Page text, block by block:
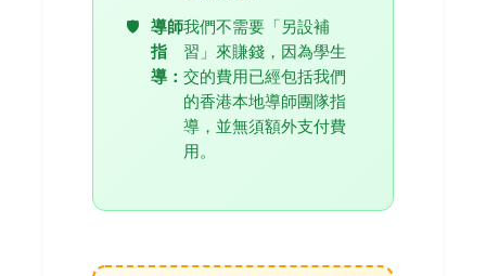
導師
指
導：
我們不需要「另設補
習」來賺錢，因為學生
交的費用已經包括我們
的香港本地導師團隊指
導，並無須額外支付費
用。